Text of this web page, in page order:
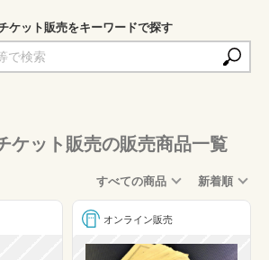
ケット販売をキーワードで探す
ケット販売の販売商品一覧
すべての商品 新着順
オンライン販売